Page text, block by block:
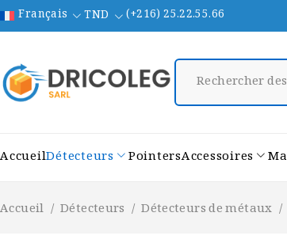
Français TND (+216) 25.22.55.66
AccueilDétecteurs PointersAccessoires
Accueil / Détecteurs / Détecteurs de métaux /